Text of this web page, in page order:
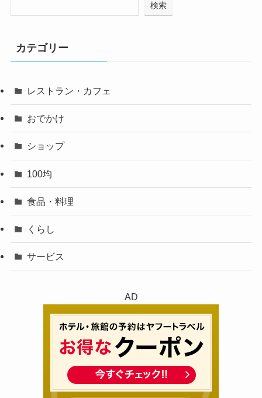
検索
カテゴリー
レストラン・カフェ
おでかけ
ショップ
100均
食品・料理
くらし
サービス
AD